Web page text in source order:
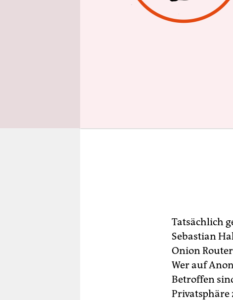
Studenten,
Tatsächlich
Sebastian
Onion
Wer auf
Betroffen
Privatsphäre